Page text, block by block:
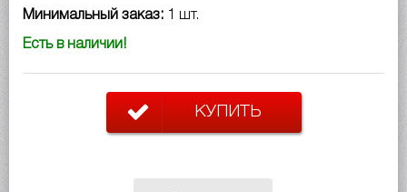
Минимальный заказ: 1 шт.
Есть в наличии!
КУПИТЬ